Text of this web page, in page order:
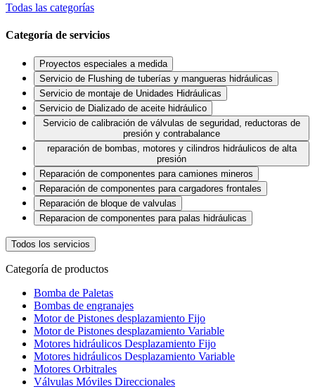
Todas las categorías
Categoría de servicios
Proyectos especiales a medida
Servicio de Flushing de tuberías y mangueras hidráulicas
Servicio de montaje de Unidades Hidráulicas
Servicio de Dializado de aceite hidráulico
Servicio de calibración de válvulas de seguridad, reductoras de
presión y contrabalance
reparación de bombas, motores y cilindros hidráulicos de alta
presión
Reparación de componentes para camiones mineros
Reparación de componentes para cargadores frontales
Reparación de bloque de valvulas
Reparacion de componentes para palas hidráulicas
Todos los servicios
Categoría de productos
Bomba de Paletas
Bombas de engranajes
Motor de Pistones desplazamiento Fijo
Motor de Pistones desplazamiento Variable
Motores hidráulicos Desplazamiento Fijo
Motores hidráulicos Desplazamiento Variable
Motores Orbitrales
Válvulas Móviles Direccionales